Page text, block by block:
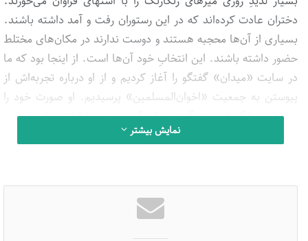
دختران عادت کرده‌اند که در این رستوران رفت و آمد داشته باشند.
بسیاری از آن‌ها محجبه هستند و دوست ندارند در مکان‌های مختلط
حضور داشته باشند. این انتخابِ خود آن‌ها است. از اینجا بود که ما
در سایت «میدان» گفتگو را آغاز کردیم و از او درباره تجربه‌اش از
پیوستن به جمعیت «اخوان‌المسلمین» پرسیدیم. او صورت خود را
به پشت بازگرداند، به گونه‌ای که گویی نوار خاطراتش را به عقب
امن برای خود دیدم. گرایش من به اخوان‌المسلمین اساسا بر مبنای
نمایش بیشتر